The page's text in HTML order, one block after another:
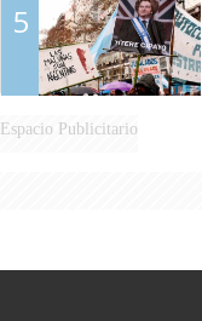
5
Espacio Publicitario